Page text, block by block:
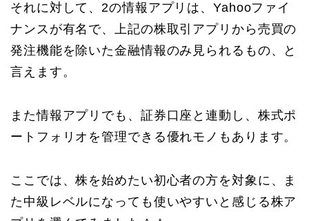
それに対して、2の情報アプリは、Yahooファイ
ナンスが有名で、上記の株取引アプリから売買の
発注機能を除いた金融情報のみ見られるもの、と
言えます。
また情報アプリでも、証券口座と連動し、株式ポ
ートフォリオを管理できる優れモノもあります。
ここでは、株を始めたい初心者の方を対象に、ま
た中級レベルになっても使いやすいと感じる株ア